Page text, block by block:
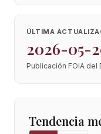
ÚLTIMA
2026-05-
Publicación FOIA
Tendencia